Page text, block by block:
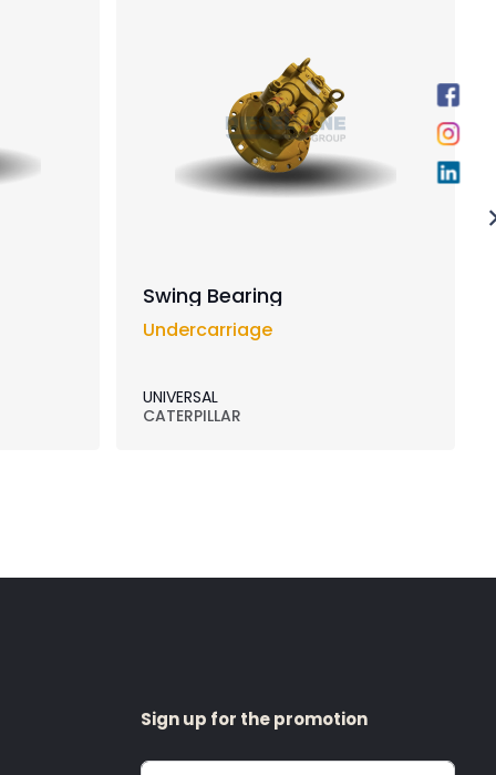
Swing Bearing
Undercarriage
UNIVERSAL
CATERPILLAR
Sign up for the promotion